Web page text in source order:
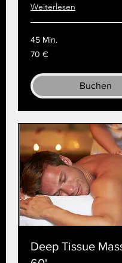
Weiterlesen
45 Min.
70
Euro
70 €
Buchen
Deep Tissue